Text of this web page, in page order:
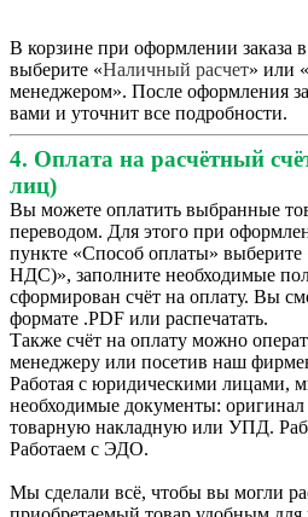
В корзине при оформлении заказа
выберите «Наличный расчет» или
менеджером». После оформления
вами и уточнит все подробности.
4. Оплата на расчётный
лиц)
Вы можете оплатить выбранные
переводом. Для этого при
пункте «Способ оплаты»
НДС)», заполните необходимые
сформирован счёт на оплату. Вы
формате .PDF или распечатать.
Также счёт на оплату можно
менеджеру или посетив наш
Работая с юридическими лицами,
необходимые документы: оригинал
товарную накладную или УПД.
Работаем с ЭДО.
Мы сделали всё, чтобы вы могли